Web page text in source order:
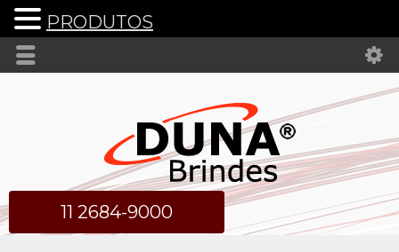
11 2684-9000
PRODUTOS